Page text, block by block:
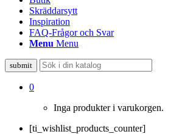
Skräddarsytt
Inspiration
FAQ-Frågor och Svar
Menu Menu
0
Inga produkter i varukorgen.
[ti_wishlist_products_counter]